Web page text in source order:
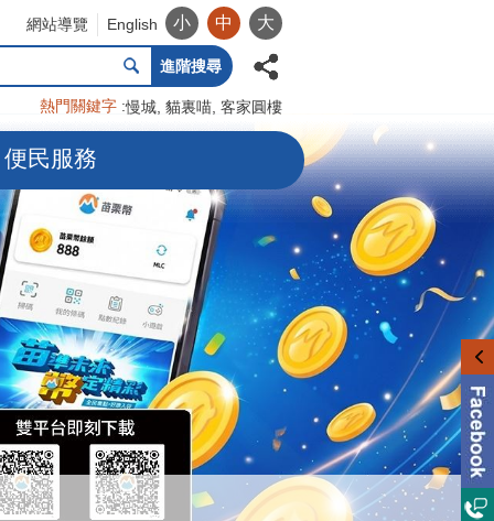
網站導覽 English 小 中 大
進階搜尋
熱門關鍵字 慢城 貓裏喵 客家圓樓
便民服務